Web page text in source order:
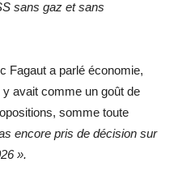
sans gaz et sans
Fagaut a parlé économie,
avait comme un goût de
somme toute
encore pris de décision sur
».